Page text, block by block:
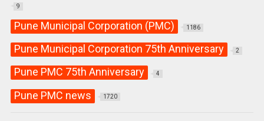
9
Pune Municipal Corporation (PMC) 1186
Pune Municipal Corporation 75th Anniversary 2
Pune PMC 75th Anniversary 4
Pune PMC news 1720